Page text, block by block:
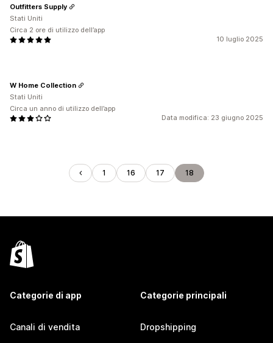
10 luglio 2025
Outfitters Supply
Stati Uniti
Circa 2 ore di utilizzo dell’app
Data modifica: 23 giugno 2025
W Home Collection
Stati Uniti
Circa un anno di utilizzo dell’app
1 16 17 18
Categorie di app
Canali di vendita
Categorie principali
Dropshipping